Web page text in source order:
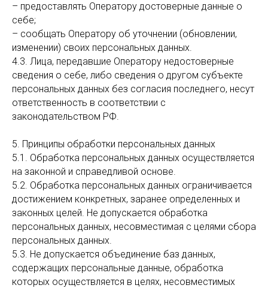
– предоставлять Оператору достоверные данные о
себе;
– сообщать Оператору об уточнении (обновлении,
изменении) своих персональных данных.
4.3. Лица, передавшие Оператору недостоверные
сведения о себе, либо сведения о другом субъекте
персональных данных без согласия последнего, несут
ответственность в соответствии с
законодательством РФ.
5. Принципы обработки персональных данных
5.1. Обработка персональных данных осуществляется
на законной и справедливой основе.
5.2. Обработка персональных данных ограничивается
достижением конкретных, заранее определенных и
законных целей. Не допускается обработка
персональных данных, несовместимая с целями сбора
персональных данных.
5.3. Не допускается объединение баз данных,
содержащих персональные данные, обработка
которых осуществляется в целях, несовместимых